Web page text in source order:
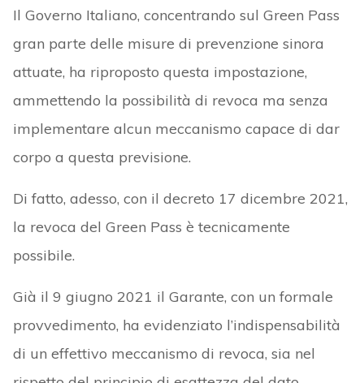
Il Governo Italiano, concentrando sul Green Pass
gran parte delle misure di prevenzione sinora
attuate, ha riproposto questa impostazione,
ammettendo la possibilità di revoca ma senza
implementare alcun meccanismo capace di dar
corpo a questa previsione.
Di fatto, adesso, con il decreto 17 dicembre 2021,
la revoca del Green Pass è tecnicamente
possibile.
Già il 9 giugno 2021 il Garante, con un formale
provvedimento, ha evidenziato l’indispensabilità
di un effettivo meccanismo di revoca, sia nel